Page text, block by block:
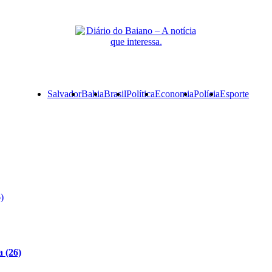
PrimarySalvadorBahiaBrasilPolíticaEconomiaPolíciaEsporte
(26)